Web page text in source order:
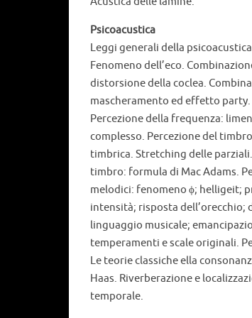
Psicoacustica
Leggi generali della
Fenomeno dell’eco.
distorsione della coclea.
mascheramento ed effetto
Percezione della frequenza:
complesso. Percezione del
timbrica. Stretching delle
timbro: formula di Mac Adams.
melodici: fenomeno ϕ; helligeit;
intensità; risposta dell’orecchio;
linguaggio musicale;
temperamenti e scale originali.
Le teorie classiche ella
Haas. Riverberazione e
temporale.